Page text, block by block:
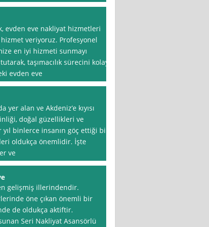
evden eve nakliyat hizmetleri
veriyoruz. Profesyonel
en iyi hizmeti sunmayı
taşımacılık sürecini kolay
evden eve
yer alan ve Akdeniz’e kıyısı
doğal güzellikleri ve
binlerce insanın göç ettiği bir
oldukça önemlidir. İşte
ve
gelişmiş illerindendir.
öne çıkan önemli bir
de oldukça aktiftir.
Seri Nakliyat Asansörlü